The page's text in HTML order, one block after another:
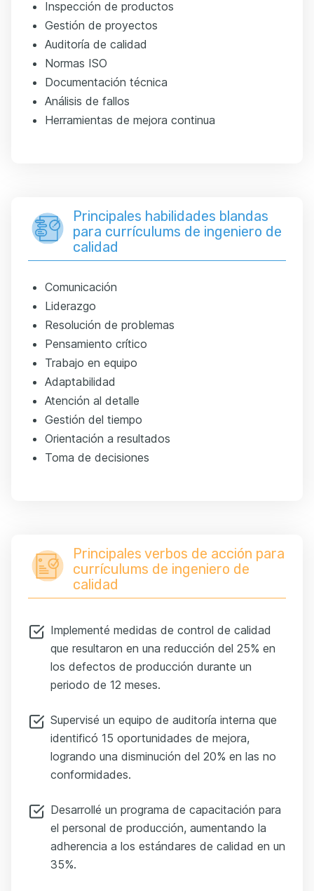
Inspección de productos
Gestión de proyectos
Auditoría de calidad
Normas ISO
Documentación técnica
Análisis de fallos
Herramientas de mejora continua
Principales habilidades blandas
para currículums de ingeniero de
calidad
Comunicación
Liderazgo
Resolución de problemas
Pensamiento crítico
Trabajo en equipo
Adaptabilidad
Atención al detalle
Gestión del tiempo
Orientación a resultados
Toma de decisiones
Principales verbos de acción para
currículums de ingeniero de
calidad
Implementé medidas de control de calidad
que resultaron en una reducción del 25% en
los defectos de producción durante un
periodo de 12 meses.
Supervisé un equipo de auditoría interna que
identificó 15 oportunidades de mejora,
logrando una disminución del 20% en las no
conformidades.
Desarrollé un programa de capacitación para
el personal de producción, aumentando la
adherencia a los estándares de calidad en un
35%.